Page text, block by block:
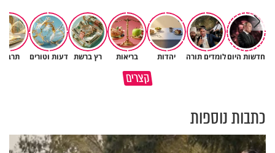
חדשות היוםלומדים תורה יהדות בריאות רץ ברשת דעות וטורים
קצריםמדוע האמונה נמשלה למלח?
גם ׳הרע׳ זה הרחמים של בורא
כתבות נוספות